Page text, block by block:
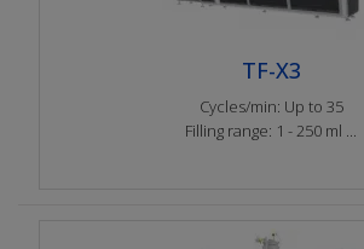
TF-X3
Cycles/min: Up to 35
Filling range: 1 - 250 ml ...